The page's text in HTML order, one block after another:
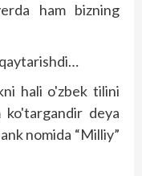
ham bizning
hali o'zbek tilini
ko'targandir deya
nomida “Milliy”